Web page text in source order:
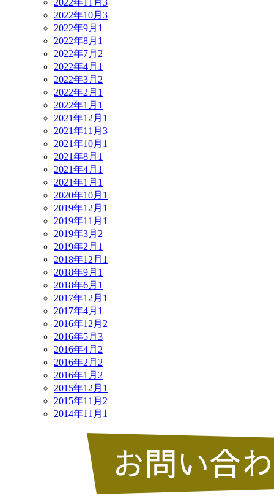
2022年11月 3
2022年10月 3
2022年9月 1
2022年8月 1
2022年7月 2
2022年4月 1
2022年3月 2
2022年2月 1
2022年1月 1
2021年12月 1
2021年11月 3
2021年10月 1
2021年8月 1
2021年4月 1
2021年1月 1
2020年10月 1
2019年12月 1
2019年11月 1
2019年3月 2
2019年2月 1
2018年12月 1
2018年9月 1
2018年6月 1
2017年12月 1
2017年4月 1
2016年12月 2
2016年5月 3
2016年4月 2
2016年2月 2
2016年1月 2
2015年12月 1
2015年11月 2
2014年11月 1